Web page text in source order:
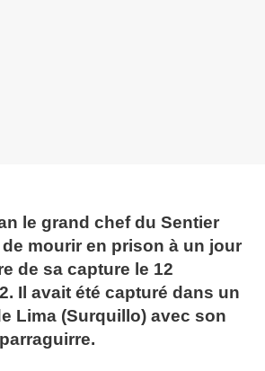
le grand chef du Sentier
mourir en prison à un jour
de sa capture le 12
Il avait été capturé dans un
Lima (Surquillo) avec son